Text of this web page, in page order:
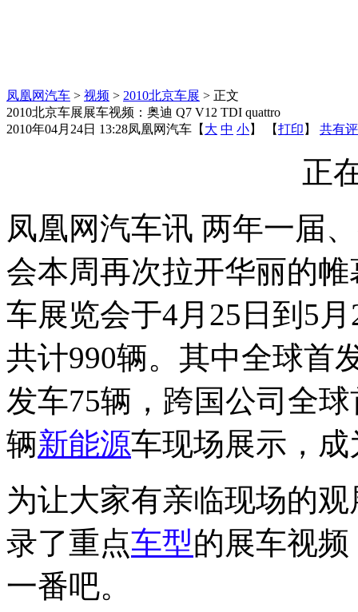
凤凰网汽车 > 视频 > 2010北京车展 > 正文
2010北京车展展车视频：奥迪 Q7 V12 TDI quattro
2010年04月24日 13:28凤凰网汽车 【 大 中 小】 【打印 】 共有
正
凤凰网汽车讯 两年一届
会本周再次拉开华丽的
车展览会于4月25日到5
共计990辆。其中全球首
发车75辆，跨国公司全
辆新能源车现场展示，
为让大家有亲临现场的
录了重点车型的展车视
一番吧。